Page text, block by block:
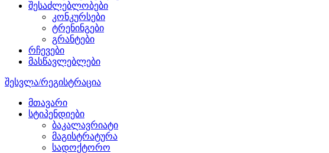
შესაძლებლობები
კონკურსები
ტრენინგები
გრანტები
რჩევები
მასწავლებლები
შესვლა/რეგისტრაცია
მთავარი
სტიპენდიები
ბაკალავრიატი
მაგისტრატურა
სადოქტორო